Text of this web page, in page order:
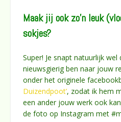
Maak jij ook zo’n leuk
sokjes?
Super! Je snapt natuurlijk
nieuwsgierig ben naar jouw
onder het originele
Duizendpoot’, zodat ik hem
een ander jouw werk ook
de foto op Instagram met